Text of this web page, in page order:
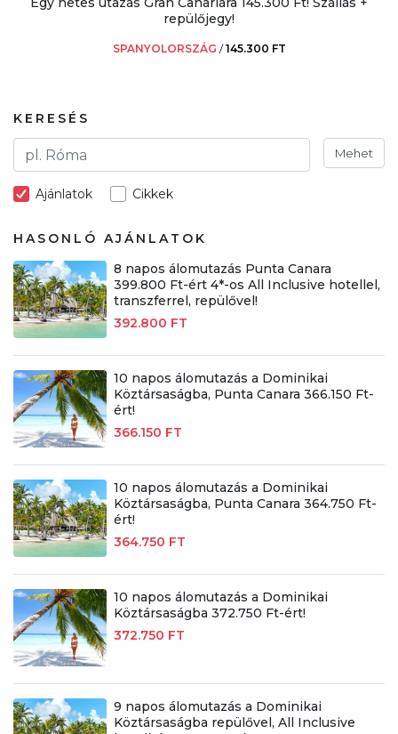
repülőjegy!
SPANYOLORSZÁG /145.300 FT
KERESÉS
Mehet
Ajánlatok Cikkek
HASONLÓ AJÁNLATOK
8 napos álomutazás Punta Canara
399.800 Ft-ért 4*-os All Inclusive hotellel,
transzferrel, repülővel!
392.800 FT
10 napos álomutazás a Dominikai
Köztársaságba, Punta Canara 366.150 Ft-
ért!
366.150 FT
10 napos álomutazás a Dominikai
Köztársaságba, Punta Canara 364.750 Ft-
ért!
364.750 FT
10 napos álomutazás a Dominikai
Köztársaságba 372.750 Ft-ért!
372.750 FT
9 napos álomutazás a Dominikai
Köztársaságba repülővel, All Inclusive